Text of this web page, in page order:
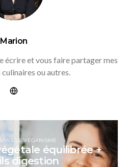
Marion
écrire et vous faire partager mes
ou autres.
LE VÉGANISME
équilibrée +
digestion